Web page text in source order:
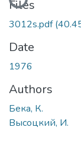
Files
3012s.pdf
Date
1976
Authors
Бека, К.
Высоцкий, И.